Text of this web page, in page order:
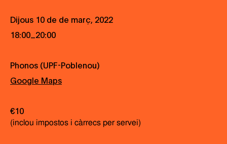
Dijous 10 de de març, 2022
18:00 20:00
Phonos (UPF-Poblenou)
Google Maps
€10
(inclou impostos i càrrecs per servei)